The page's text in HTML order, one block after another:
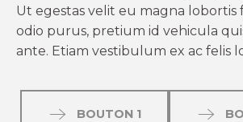
Ut egestas velit eu magna lobortis
odio purus, pretium id vehicula
ante. Etiam vestibulum ex ac felis
BOUTON 1